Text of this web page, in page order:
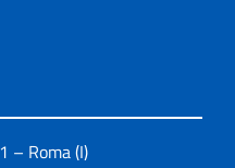
– Roma (I)